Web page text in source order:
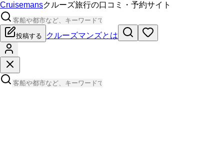
Cruisemansクルーズ旅行の口コミ・予約サイト
投稿する クルーズマンズとは